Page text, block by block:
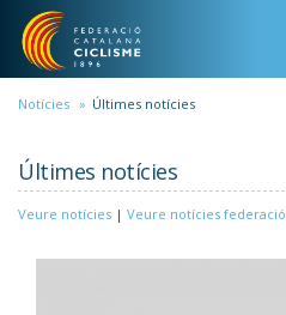
Vés al contingut
Notícies Últimes notícies
Últimes notícies
Veure notícies | Veure notícies federació